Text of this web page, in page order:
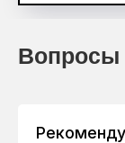
Вопросы